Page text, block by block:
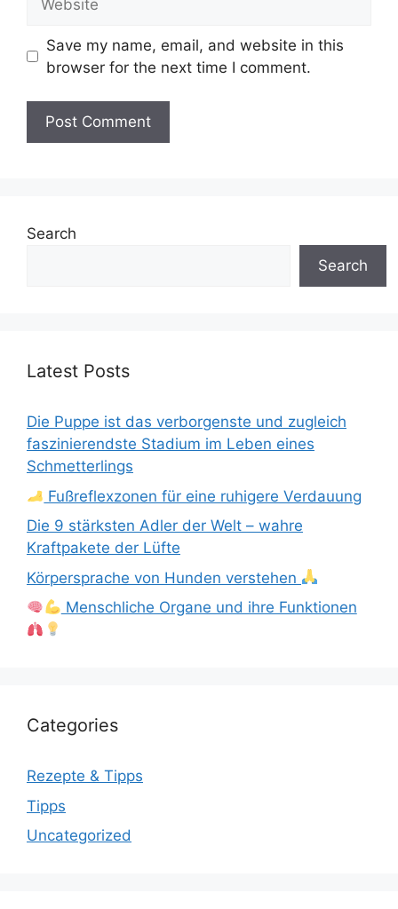
Save my name, email, and website in this
browser for the next time I comment.
Search
Search
Latest Posts
Die Puppe ist das verborgenste und zugleich
faszinierendste Stadium im Leben eines
Schmetterlings
Fußreflexzonen für eine ruhigere Verdauung
Die 9 stärksten Adler der Welt – wahre
Kraftpakete der Lüfte
Körpersprache von Hunden verstehen
Menschliche Organe und ihre Funktionen
Categories
Rezepte & Tipps
Tipps
Uncategorized